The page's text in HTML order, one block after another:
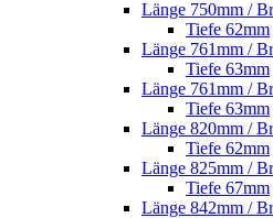
Länge 750mm /
Tiefe 62mm
Länge 761mm /
Tiefe 63mm
Länge 761mm /
Tiefe 63mm
Länge 820mm /
Tiefe 62mm
Länge 825mm /
Tiefe 67mm
Länge 842mm /